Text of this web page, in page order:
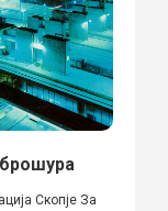
Скопје За